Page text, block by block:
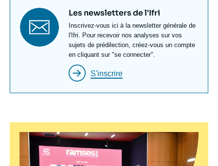
Titre
newsletter
Les newsletters de l'Ifri
Texte
Newsletter
Inscrivez-vous ici à la newsletter générale de
l'Ifri. Pour recevoir nos analyses sur vos
sujets de prédilection, créez-vous un compte
en cliquant sur "se connecter".
S'inscrire